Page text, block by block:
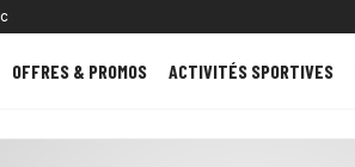
OFFRES & PROMOS ACTIVITÉS SPORTIVES